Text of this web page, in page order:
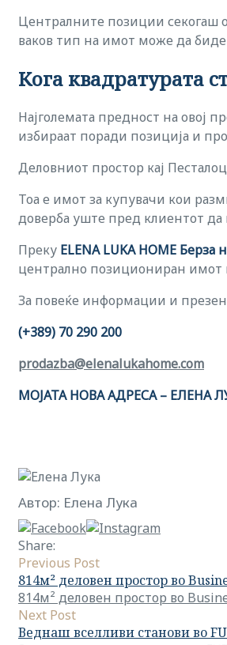
Централните позиции секогаш
ваков тип на имот може да биде
Кога квадратурата
Најголемата предност на овој
избираат поради позиција и
Деловниот простор кај
Тоа е имот за купувачи кои
доверба уште пред клиентот да
Преку ELENA LUKA HOME
централно позициониран имот
За повеќе информации и
(+389) 70 290 200
prodazba@elenalukahome.com
МОЈАТА НОВА АДРЕСА – ЕЛЕНА
Автор: Елена Лука
Share:
Previous Post
814м² деловен простор во
814м² деловен простор во
Next Post
Веднаш вселливи станови во